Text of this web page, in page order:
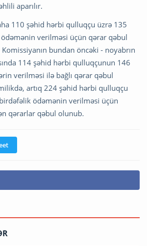
aparılır.
110 şəhid hərbi qulluqçu üzrə 135
verilməsi üçün qərar qəbul
bundan öncəki - noyabrın
114 şəhid hərbi qulluqçunun 146
verilməsi ilə bağlı qərar qəbul
artıq 224 şəhid hərbi qulluqçu
ödəmənin verilməsi üçün
qərarlar qəbul olunub.